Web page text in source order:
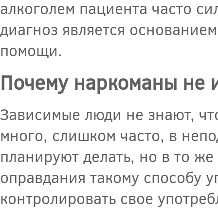
алкоголем пациента часто
диагноз является
помощи.
Почему наркоманы не
Зависимые люди не знают,
много, слишком часто, в
планируют делать, но в то
оправдания такому способу
контролировать свое